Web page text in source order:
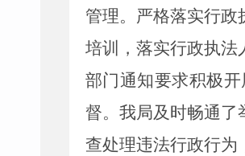
管理。严格落实行
培训，落实行政执法
部门通知要求积极
督。我局及时畅通了
查处理违法行政行为